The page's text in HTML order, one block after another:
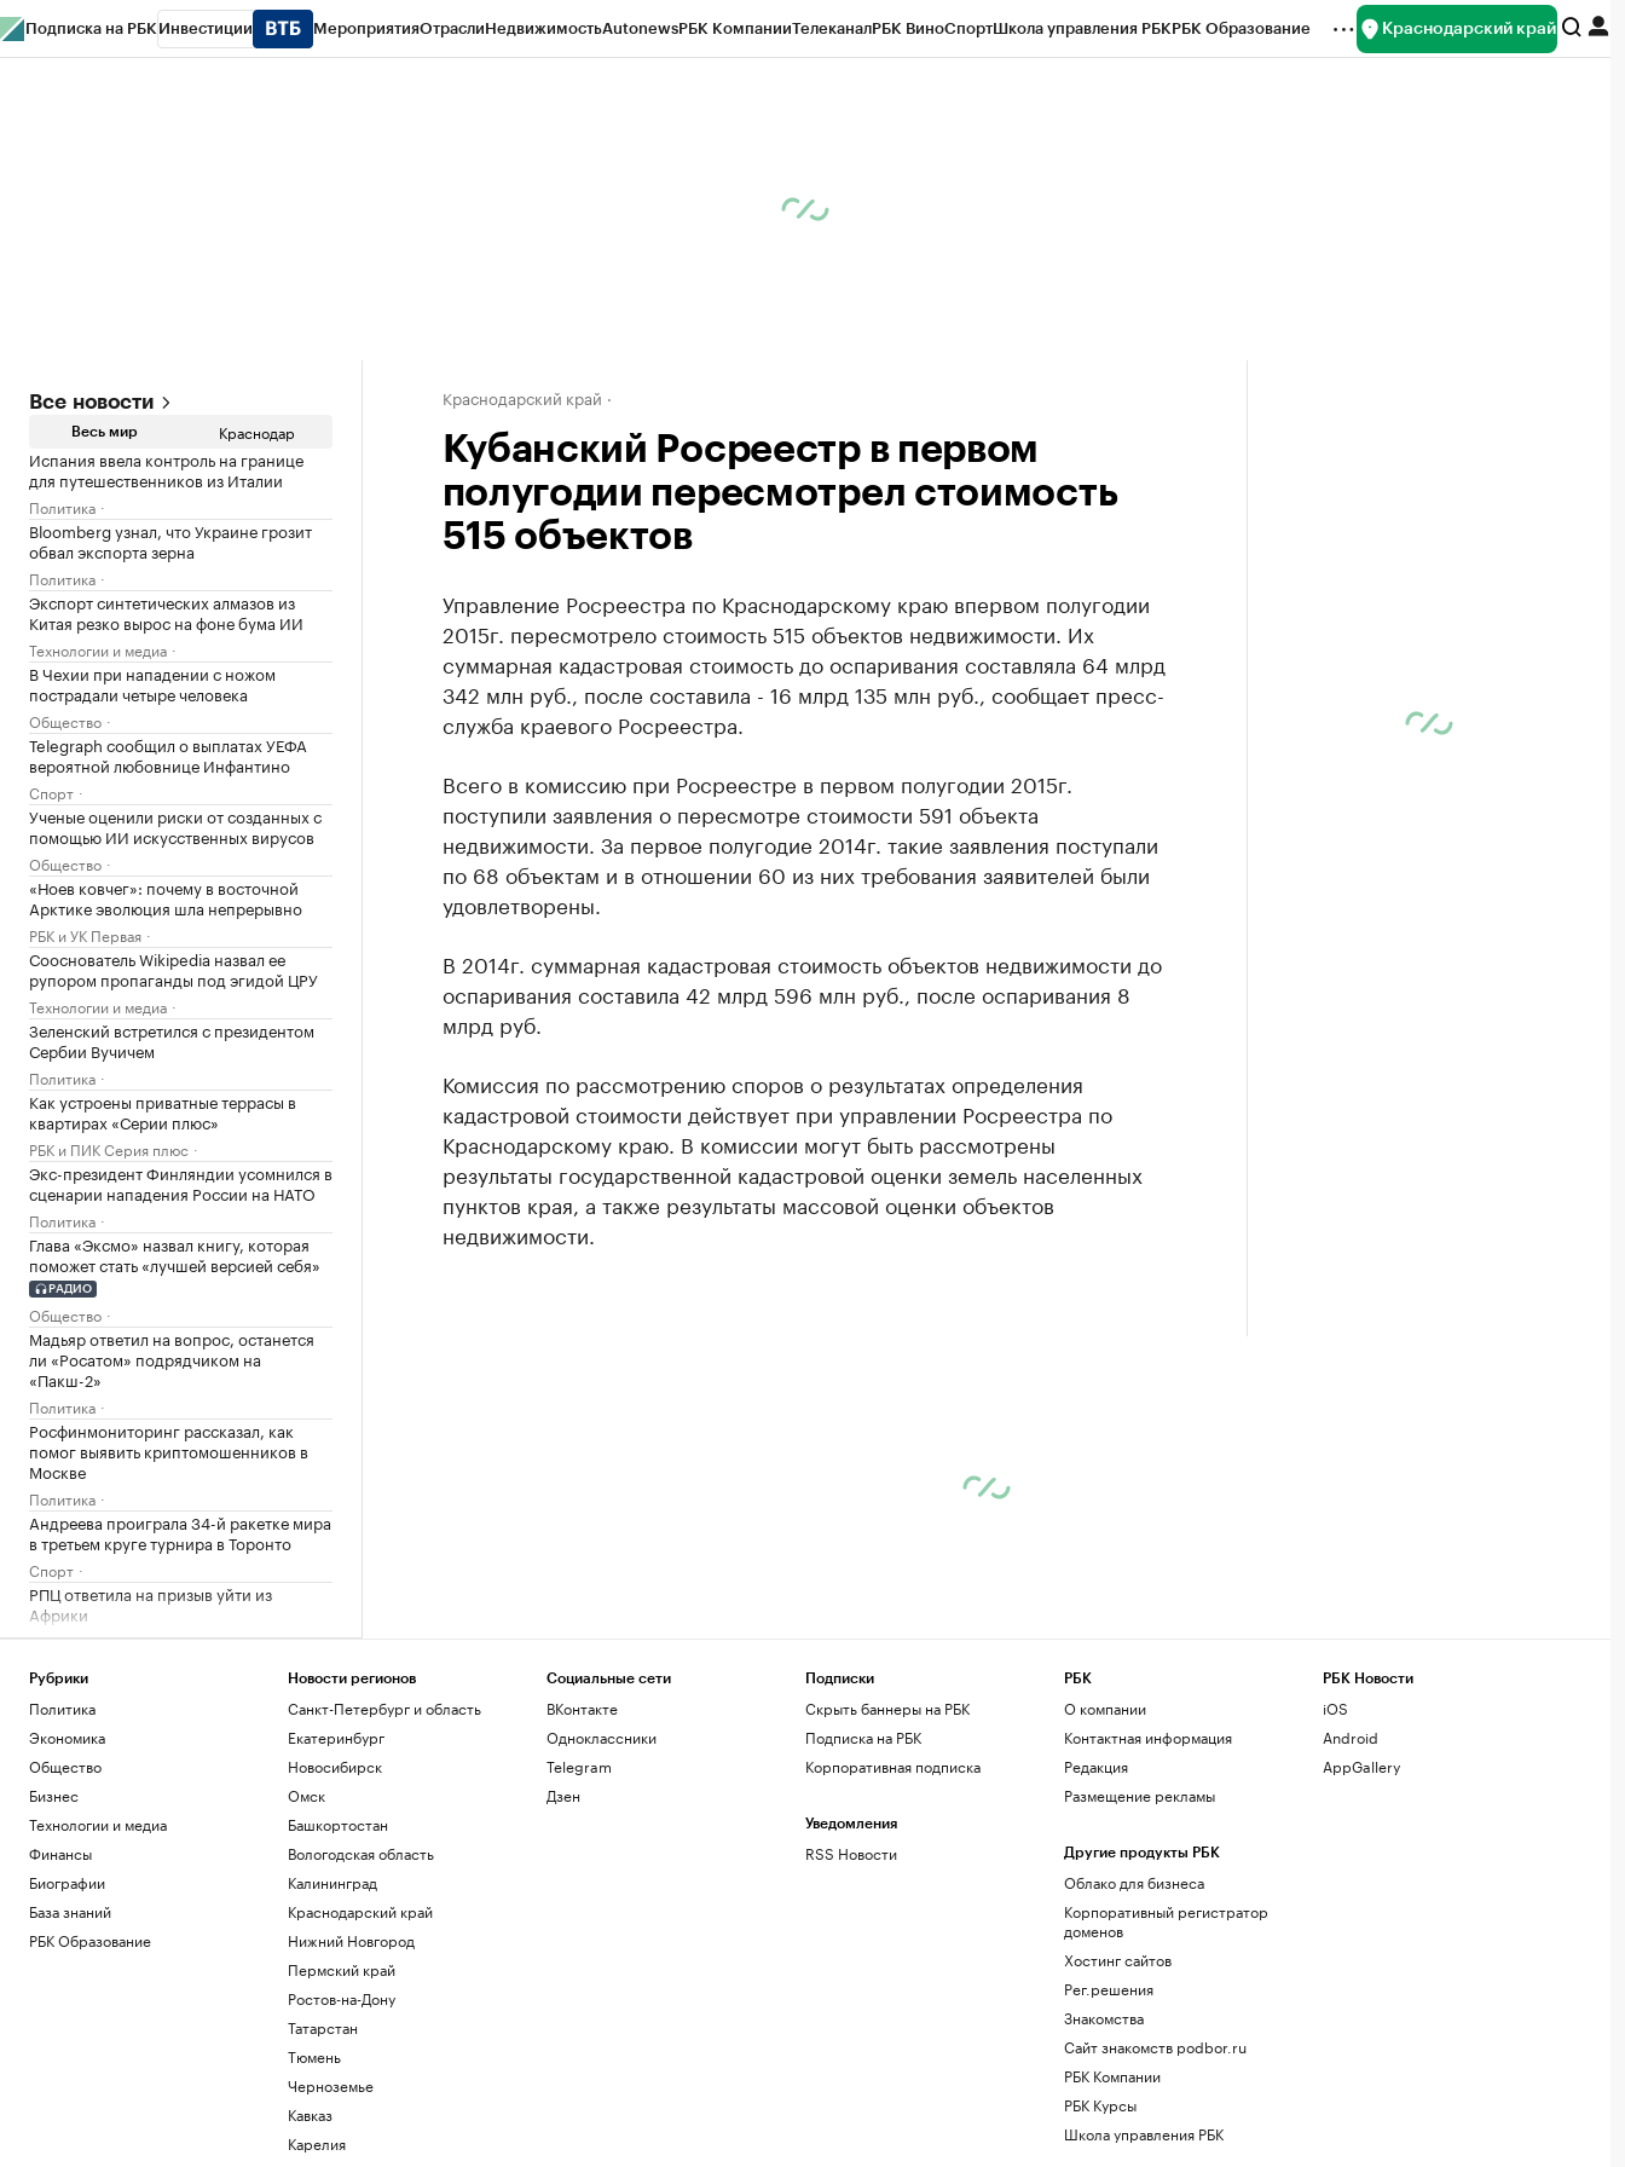
Подписка на РБК Инвестиции МероприятияОтраслиНедвижимостьAutonewsРБК КомпанииТелеканалРБК ВиноСпортШкола управления РБКРБК Образование Краснодарский край
Все новости
Весь мир Краснодар
Испания ввела контроль на границе
для путешественников из Италии
Политика
Bloomberg узнал, что Украине грозит
обвал экспорта зерна
Политика
Экспорт синтетических алмазов из
Китая резко вырос на фоне бума ИИ
Технологии и медиа
В Чехии при нападении с ножом
пострадали четыре человека
Общество
Telegraph сообщил о выплатах УЕФА
вероятной любовнице Инфантино
Спорт
Ученые оценили риски от созданных с
помощью ИИ искусственных вирусов
Общество
«Ноев ковчег»: почему в восточной
Арктике эволюция шла непрерывно
РБК и УК Первая
Сооснователь Wikipedia назвал ее
рупором пропаганды под эгидой ЦРУ
Технологии и медиа
Зеленский встретился с президентом
Сербии Вучичем
Политика
Как устроены приватные террасы в
квартирах «Серии плюс»
РБК и ПИК Серия плюс
Экс-президент Финляндии усомнился в
сценарии нападения России на НАТО
Политика
Глава «Эксмо» назвал книгу, которая
поможет стать «лучшей версией себя»
РАДИО
Общество
Мадьяр ответил на вопрос, останется
ли «Росатом» подрядчиком на
«Пакш-2»
Политика
Росфинмониторинг рассказал, как
помог выявить криптомошенников в
Москве
Политика
Андреева проиграла 34-й ракетке мира
в третьем круге турнира в Торонто
Спорт
РПЦ ответила на призыв уйти из
Африки
Политика
властями идей по поддержке селлеров
WB
Бизнес
Александр Усик заявил, что у него есть
«два варианта» для прощального боя
Спорт
Что такое медленная жизнь и какую
роль в этом играет дерево
РБК и Старквуд
Метеоролог рассказала о погоде в
Москве на выходных
Общество
Краснодарский край
Кубанский Росреестр в первом
полугодии пересмотрел стоимость
515 объектов
Управление Росреестра по Краснодарскому краю впервом полугодии
2015г. пересмотрело стоимость 515 объектов недвижимости. Их
суммарная кадастровая стоимость до оспаривания составляла 64 млрд
342 млн руб., после составила - 16 млрд 135 млн руб., сообщает пресс-
служба краевого Росреестра.
Всего в комиссию при Росреестре в первом полугодии 2015г.
поступили заявления о пересмотре стоимости 591 объекта
недвижимости. За первое полугодие 2014г. такие заявления поступали
по 68 объектам и в отношении 60 из них требования заявителей были
удовлетворены.
В 2014г. суммарная кадастровая стоимость объектов недвижимости до
оспаривания составила 42 млрд 596 млн руб., после оспаривания 8
млрд руб.​
Комиссия по рассмотрению споров о результатах определения
кадастровой стоимости действует при управлении Росреестра по
Краснодарскому краю. В комиссии могут быть рассмотрены
результаты государственной кадастровой оценки земель населенных
пунктов края, а также результаты массовой оценки объектов
недвижимости.
Рубрики
Политика
Экономика
Общество
Бизнес
Технологии и медиа
Финансы
Биографии
База знаний
РБК Образование
Новости регионов
Санкт-Петербург и область
Екатеринбург
Новосибирск
Омск
Башкортостан
Вологодская область
Калининград
Краснодарский край
Нижний Новгород
Пермский край
Ростов-на-Дону
Татарстан
Тюмень
Черноземье
Кавказ
Карелия
Социальные сети
ВКонтакте
Одноклассники
Telegram
Дзен
Подписки
Скрыть баннеры на РБК
Подписка на РБК
Корпоративная подписка
Уведомления
RSS Новости
РБК
О компании
Контактная информация
Редакция
Размещение рекламы
Другие продукты РБК
Облако для бизнеса
Корпоративный регистратор
доменов
Хостинг сайтов
Рег.решения
Знакомства
Сайт знакомств podbor.ru
РБК Компании
РБК Курсы
Школа управления РБК
РБК Новости
iOS
Android
AppGallery